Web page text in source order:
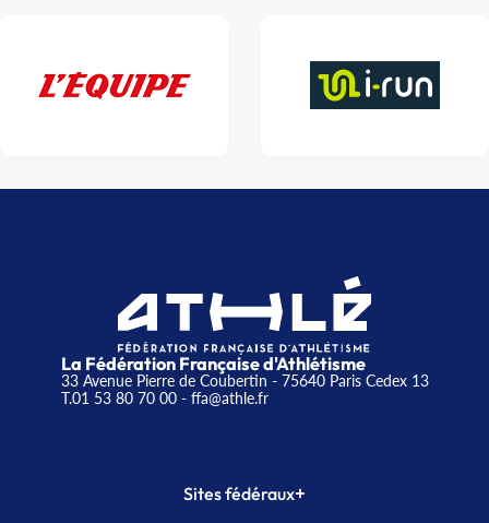
La Fédération Française d'Athlétisme
33 Avenue Pierre de Coubertin - 75640 Paris Cedex 13
T.01 53 80 70 00- ffa@athle.fr
Sites fédéraux+